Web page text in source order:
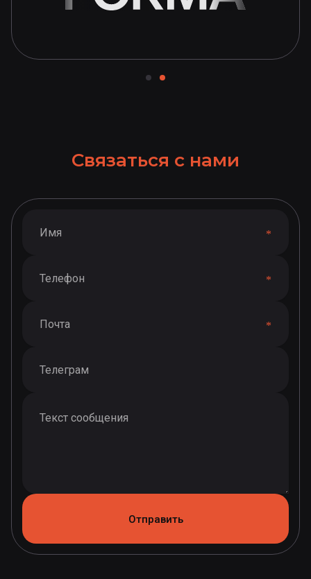
Связаться с нами​
Отправить